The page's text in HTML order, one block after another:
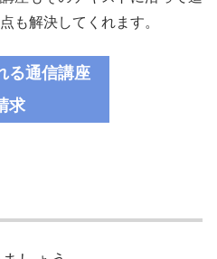
も解決してくれます。
る通信講座
求